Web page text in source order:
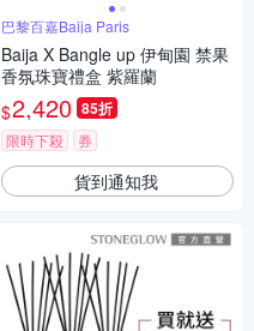
巴黎百嘉Baija Paris
Baija X Bangle up 伊甸園 禁果
香氛珠寶禮盒 紫羅蘭
$2,420 85折
限時下殺 券
貨到通知我